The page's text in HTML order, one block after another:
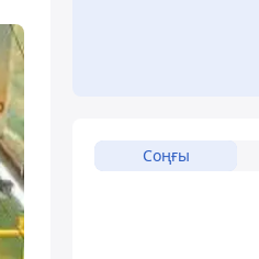
Соңғы